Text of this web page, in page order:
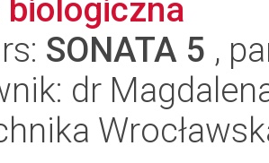
biologiczna
SONATA 5 ,
dr